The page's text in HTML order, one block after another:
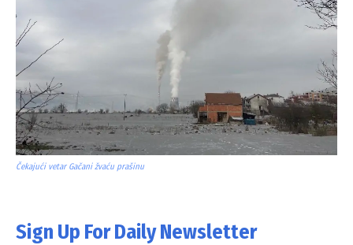
Čekajući vetar Gačani žvaću prašinu
Sign Up For Daily Newsletter